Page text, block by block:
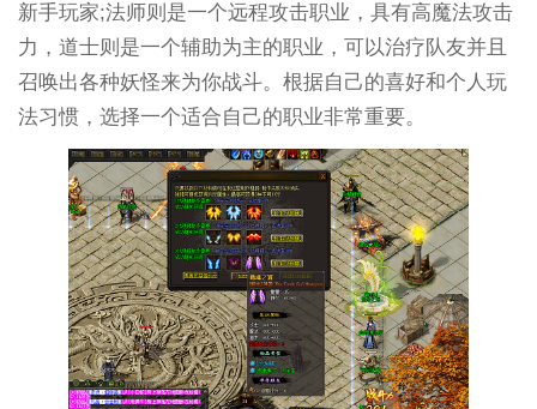
新手玩家;法师则是一个远程攻击职业，具有高魔法攻击
力，道士则是一个辅助为主的职业，可以治疗队友并且
召唤出各种妖怪来为你战斗。根据自己的喜好和个人玩
法习惯，选择一个适合自己的职业非常重要。